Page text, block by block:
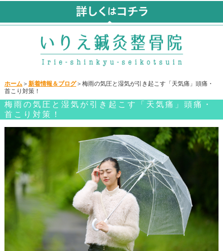
ホーム＞ 新着情報＆ブログ＞梅雨の気圧と湿気が引き起こす「天気痛」頭痛・
首こり対策！
梅雨の気圧と湿気が引き起こす「天気痛」頭痛・
首こり対策！